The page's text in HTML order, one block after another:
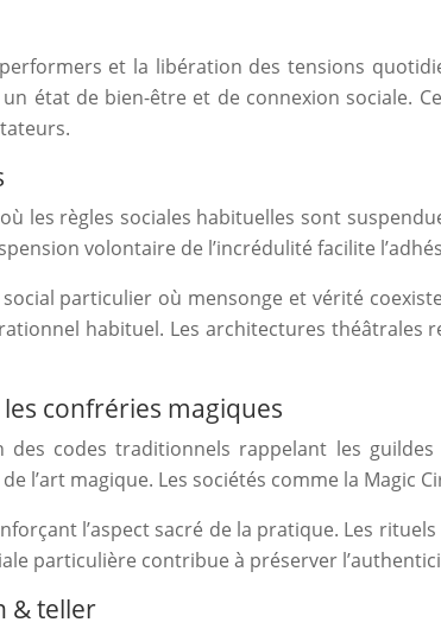
et la libération des tensions
état de bien-être et de connexion sociale.
règles sociales habituelles sont
volontaire de l’incrédulité facilite
particulier où mensonge et vérité
habituel. Les architectures
confréries magiques
codes traditionnels rappelant les guildes
l’art magique. Les sociétés comme la Magic
l’aspect sacré de la pratique. Les
particulière contribue à préserver
& teller